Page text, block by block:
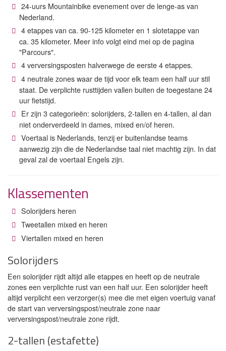
24-uurs Mountainbike evenement over de lenge-as van
Nederland.
4 etappes van ca. 90-125 kilometer en 1 slotetappe van
ca. 35 kilometer. Meer info volgt eind mei op de pagina
"Parcours".
4 verversingsposten halverwege de eerste 4 etappes.
4 neutrale zones waar de tijd voor elk team een half uur stil
staat. De verplichte rusttijden vallen buiten de toegestane 24
uur fietstijd.
Er zijn 3 categorieën: solorijders, 2-tallen en 4-tallen, al dan
niet onderverdeeld in dames, mixed en/of heren.
Voertaal is Nederlands, tenzij er buitenlandse teams
aanwezig zijn die de Nederlandse taal niet machtig zijn. In dat
geval zal de voertaal Engels zijn.
Klassementen
Solorijders heren
Tweetallen mixed en heren
Viertallen mixed en heren
Solorijders
Een solorijder rijdt altijd alle etappes en heeft op de neutrale
zones een verplichte rust van een half uur. Een solorijder heeft
altijd verplicht een verzorger(s) mee die met eigen voertuig vanaf
de start van verversingspost/neutrale zone naar
verversingspost/neutrale zone rijdt.
2-tallen (estafette)